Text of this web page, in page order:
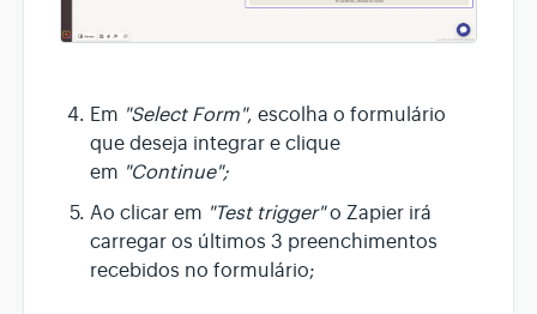
Em "Select Form", escolha o formulário
que deseja integrar e clique
em "Continue";
Ao clicar em "Test trigger"o Zapier irá
carregar os últimos 3 preenchimentos
recebidos no formulário;